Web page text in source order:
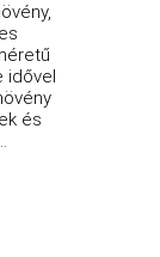
idővel
és